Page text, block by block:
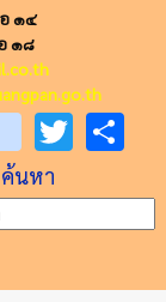
๑๔
๑๘
youtube
ค้นหา